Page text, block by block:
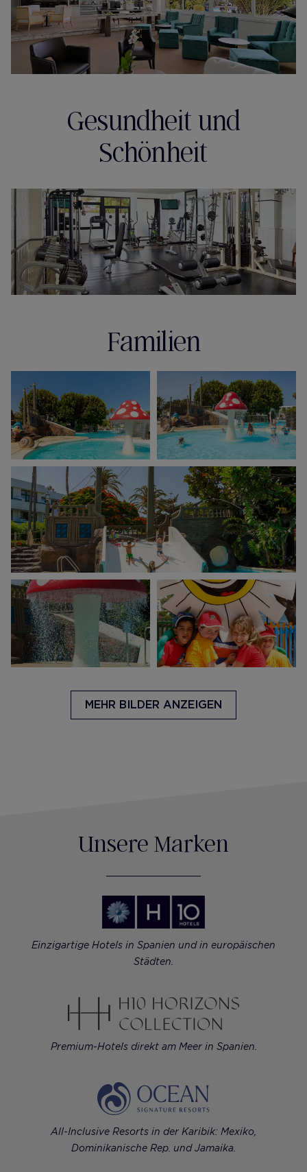
Gesundheit und
Schönheit
Familien
MEHR BILDER ANZEIGEN
Unsere Marken
Einzigartige Hotels in Spanien und in europäischen
Städten.
Premium-Hotels direkt am Meer in Spanien.
All-Inclusive Resorts in der Karibik: Mexiko,
Dominikanische Rep. und Jamaika.